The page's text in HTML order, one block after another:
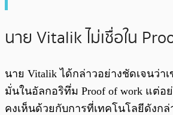
นาย Vitalik ไม่เชื่อใน
นาย Vitalik ได้กล่าวอย่างชัดเจนว่า
มั่นในอัลกอริทึ่ม Proof of work แต่อ
คงเห็นด้วยกับการที่เทคโนโลยีดังก